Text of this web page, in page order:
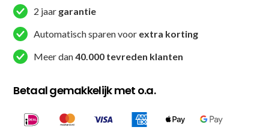
-
Blauw
aantal
2 jaar garantie
Automatisch sparen voor extra korting
Meer dan40.000 tevreden klanten
Betaal gemakkelijk met o.a.